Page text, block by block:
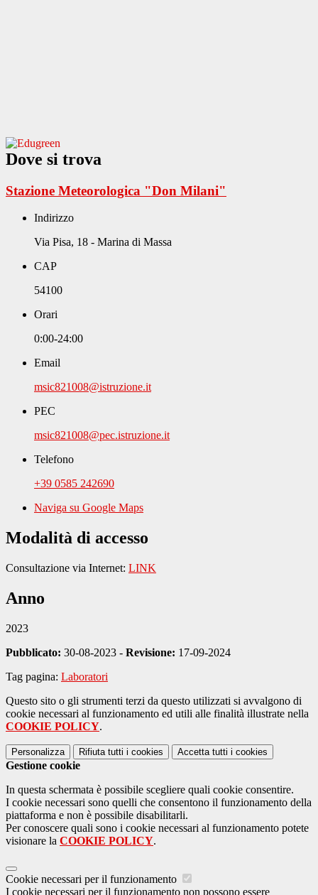
Dove si trova
Stazione Meteorologica "Don Milani"
Indirizzo
Via Pisa, 18 - Marina di Massa
CAP
54100
Orari
0:00-24:00
Email
msic821008@istruzione.it
PEC
msic821008@pec.istruzione.it
Telefono
+39 0585 242690
Naviga su Google Maps
Modalità di accesso
Consultazione via Internet: LINK
Anno
2023
Pubblicato: 30-08-2023 - Revisione: 17-09-2024
Tag pagina: Laboratori
Questo sito o gli strumenti terzi da questo utilizzati si avvalgono di
cookie necessari al funzionamento ed utili alle finalità illustrate nella
COOKIE POLICY.
Personalizza Rifiuta tutti i cookies Accetta tutti i cookies
Gestione cookie
In questa schermata è possibile scegliere quali cookie consentire.
I cookie necessari sono quelli che consentono il funzionamento della
piattaforma e non è possibile disabilitarli.
Per conoscere quali sono i cookie necessari al funzionamento potete
visionare la COOKIE POLICY.
Cookie necessari per il funzionamento
I cookie necessari per il funzionamento non possono essere